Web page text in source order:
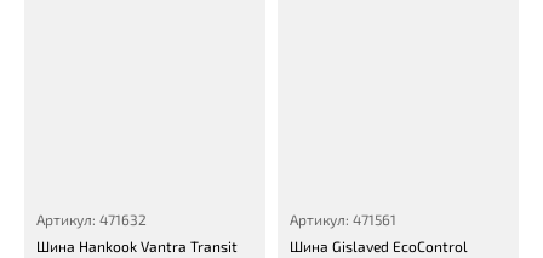
Артикул: 471632
Шина Hankook Vantra Transit
Артикул: 471561
Шина Gislaved EcoControl